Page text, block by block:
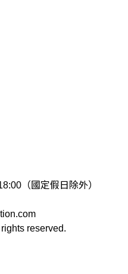
（國定假日除外）
reserved.